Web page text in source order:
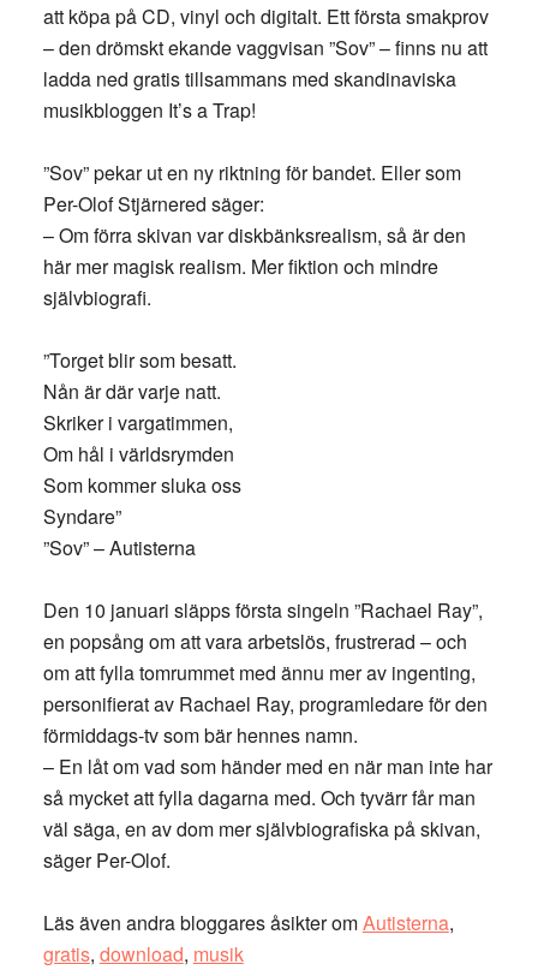
att köpa på CD, vinyl och digitalt. Ett första smakprov
– den drömskt ekande vaggvisan ”Sov” – finns nu att
ladda ned gratis tillsammans med skandinaviska
musikbloggen It’s a Trap!
”Sov” pekar ut en ny riktning för bandet. Eller som
Per-Olof Stjärnered säger:
– Om förra skivan var diskbänksrealism, så är den
här mer magisk realism. Mer fiktion och mindre
självbiografi.
”Torget blir som besatt.
Nån är där varje natt.
Skriker i vargatimmen,
Om hål i världsrymden
Som kommer sluka oss
Syndare”
”Sov” – Autisterna
Den 10 januari släpps första singeln ”Rachael Ray”,
en popsång om att vara arbetslös, frustrerad – och
om att fylla tomrummet med ännu mer av ingenting,
personifierat av Rachael Ray, programledare för den
förmiddags-tv som bär hennes namn.
– En låt om vad som händer med en när man inte har
så mycket att fylla dagarna med. Och tyvärr får man
väl säga, en av dom mer självbiografiska på skivan,
säger Per-Olof.
Läs även andra bloggares åsikter omAutisterna,
gratis, download, musik